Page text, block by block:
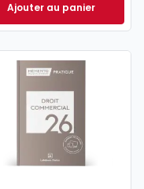
à 336,13 € HT/mois
Ajouter au panier
Code de